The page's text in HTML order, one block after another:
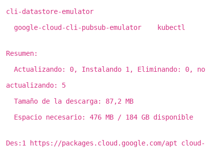
cli-datastore-emulator
google-cloud-cli-pubsub-emulator kubectl
Resumen:
Actualizando: 0, Instalando 1, Eliminando: 0, no
actualizando: 5
Tamaño de la descarga: 87,2 MB
Espacio necesario: 476 MB / 184 GB disponible
Des:1 https://packages.cloud.google.com/apt cloud-